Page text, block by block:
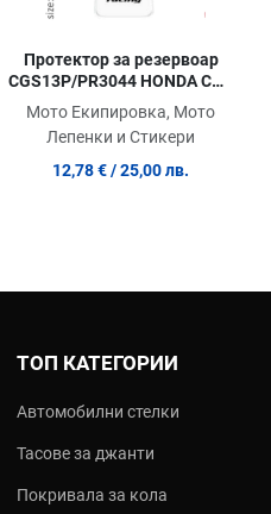
Протектор за резервоар
CGS13P/PR3044 HONDA CBR
Мото Екипировка, Мото
Лепенки и Стикери
12,78 € / 25,00 лв.
ТОП КАТЕГОРИИ
Автомобилни стелки
Тасове за джанти
Покривала за кола